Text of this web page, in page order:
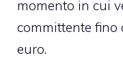
momento in cui
committente
euro.